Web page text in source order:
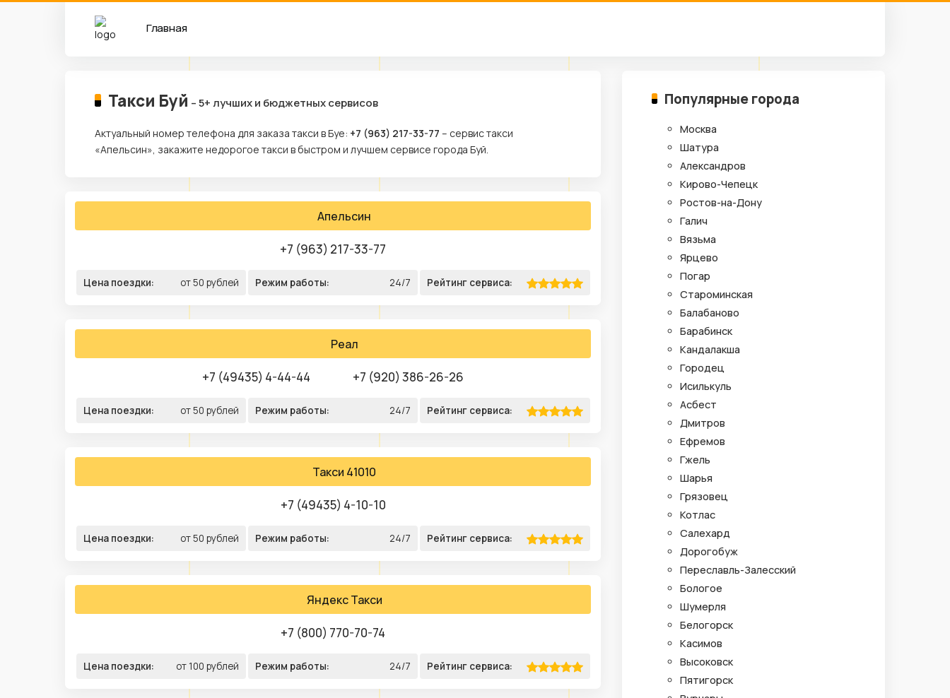
Главная
Такси Буй – 5+ лучших и бюджетных сервисов
Актуальный номер телефона для заказа такси в Буе: +7 (963) 217-33-77 – сервис такси
«Апельсин», закажите недорогое такси в быстром и лучшем сервисе города Буй.
Апельсин
+7 (963) 217-33-77
Цена поездки: от 50 рублей Режим работы: 24/7 Рейтинг сервиса:
Реал
+7 (49435) 4-44-44 +7 (920) 386-26-26
Цена поездки: от 50 рублей Режим работы: 24/7 Рейтинг сервиса:
Такси 41010
+7 (49435) 4-10-10
Цена поездки: от 50 рублей Режим работы: 24/7 Рейтинг сервиса:
Яндекс Такси
+7 (800) 770-70-74
Цена поездки: от 100 рублей Режим работы: 24/7 Рейтинг сервиса:
Популярные города
Москва
Шатура
Александров
Кирово-Чепецк
Ростов-на-Дону
Галич
Вязьма
Ярцево
Погар
Староминская
Балабаново
Барабинск
Кандалакша
Городец
Исилькуль
Асбест
Дмитров
Ефремов
Гжель
Шарья
Грязовец
Котлас
Салехард
Дорогобуж
Переславль-Залесский
Бологое
Шумерля
Белогорск
Касимов
Высоковск
Пятигорск